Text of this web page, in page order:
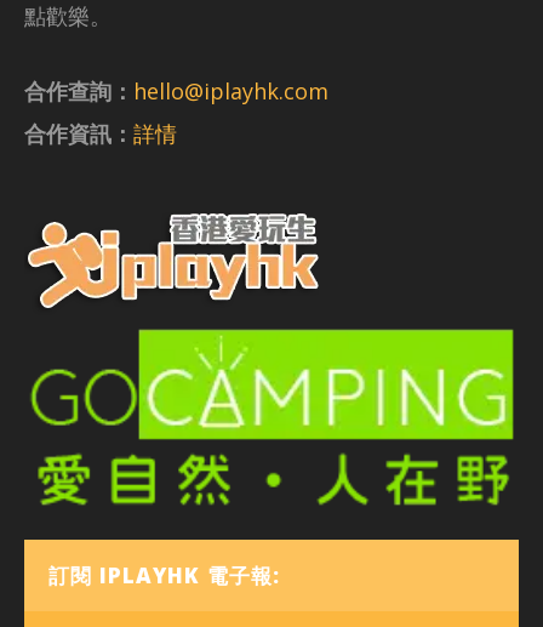
點歡樂。
合作查詢： hello@iplayhk.com
合作資訊： 詳情
訂閱 IPLAYHK 電子報: